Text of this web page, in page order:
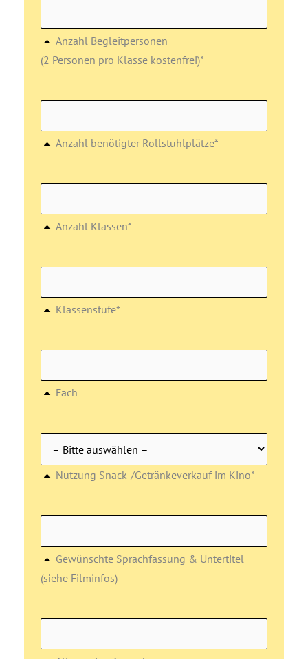
Anzahl Begleitpersonen
(2 Personen pro Klasse kostenfrei)*
Anzahl benötigter Rollstuhlplätze*
Anzahl Klassen*
Klassenstufe*
Fach
Nutzung Snack-/Getränkeverkauf im Kino*
Gewünschte Sprachfassung & Untertitel
(siehe Filminfos)